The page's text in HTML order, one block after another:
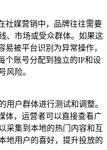
社媒营销中，品牌往往需要
、市场或受众群体。如果这
被平台识别为异常操作，
个账号分配到独立的IP和设
风险。
用户群体进行测试和调整。
体，运营者可以直接查看广
采集到本地的热门内容和互
地用户的喜好，提升投放的